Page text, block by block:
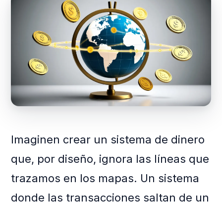
Imaginen crear un sistema de dinero
que, por diseño, ignora las líneas que
trazamos en los mapas. Un sistema
donde las transacciones saltan de un